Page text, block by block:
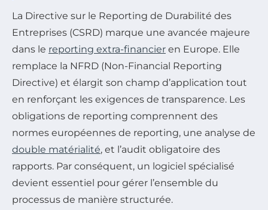
La Directive sur le Reporting de Durabilité des
Entreprises (CSRD) marque une avancée majeure
dans le reporting extra-financier en Europe. Elle
remplace la NFRD (Non-Financial Reporting
Directive) et élargit son champ d’application tout
en renforçant les exigences de transparence. Les
obligations de reporting comprennent des
normes européennes de reporting, une analyse de
double matérialité, et l’audit obligatoire des
rapports. Par conséquent, un logiciel spécialisé
devient essentiel pour gérer l’ensemble du
processus de manière structurée.